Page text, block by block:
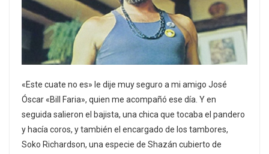
«Este cuate no es» le dije muy seguro a mi amigo José
Óscar «Bill Faria», quien me acompañó ese día. Y en
seguida salieron el bajista, una chica que tocaba el pandero
y hacía coros, y también el encargado de los tambores,
Soko Richardson, una especie de Shazán cubierto de